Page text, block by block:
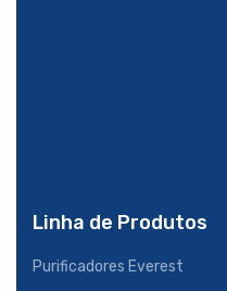
Linha de Produtos
Purificadores Everest